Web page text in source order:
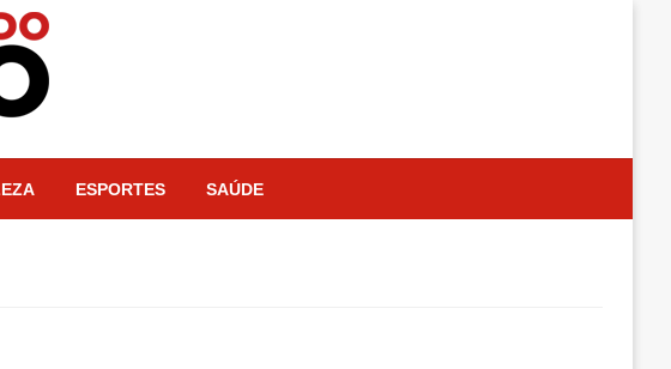
ESPORTES SAÚDE